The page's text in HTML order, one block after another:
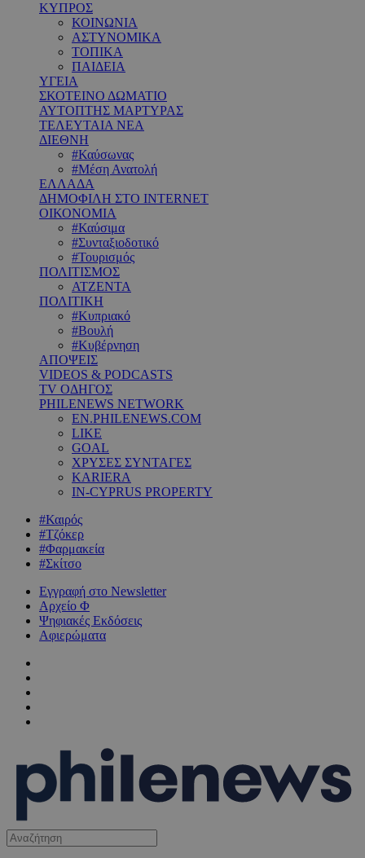
ΚΥΠΡΟΣ
ΚΟΙΝΩΝΙΑ
ΑΣΤΥΝΟΜΙΚΑ
ΤΟΠΙΚΑ
ΠΑΙΔΕΙΑ
ΥΓΕΙΑ
ΣΚΟΤΕΙΝΟ ΔΩΜΑΤΙΟ
ΑΥΤΟΠΤΗΣ ΜΑΡΤΥΡΑΣ
ΤΕΛΕΥΤΑΙΑ ΝΕΑ
ΔΙΕΘΝΗ
#Καύσωνας
#Μέση Ανατολή
ΕΛΛΑΔΑ
ΔΗΜΟΦΙΛΗ ΣΤΟ INTERNET
ΟΙΚΟΝΟΜΙΑ
#Καύσιμα
#Συνταξιοδοτικό
#Τουρισμός
ΠΟΛΙΤΙΣΜΟΣ
ΑΤΖΕΝΤΑ
ΠΟΛΙΤΙΚΗ
#Κυπριακό
#Βουλή
#Κυβέρνηση
ΑΠΟΨΕΙΣ
VIDEOS & PODCASTS
TV ΟΔΗΓΟΣ
PHILENEWS NETWORK
EN.PHILENEWS.COM
LIKE
GOAL
ΧΡΥΣΕΣ ΣΥΝΤΑΓΕΣ
KARIERA
IN-CYPRUS PROPERTY
#Καιρός
#Τζόκερ
#Φαρμακεία
#Σκίτσο
Εγγραφή στο Newsletter
Αρχείο Φ
Ψηφιακές Εκδόσεις
Αφιερώματα